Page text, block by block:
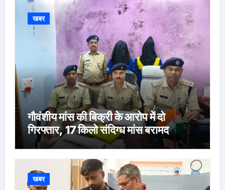
खबर
गौवंशीय मांस की बिक्री के आरोप में दो
गिरफ्तार, 17 किलो संदिग्ध मांस बरामद
खबर